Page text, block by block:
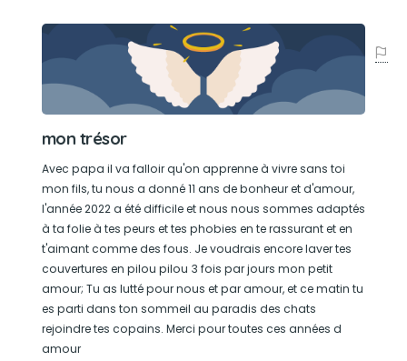
Boudeur aussi quand on le laissait seul.
Son jouet préféré
son jouet c'était de se poser sous la couverture
en pilou pilou pour se cacher.
Son loisir préféré
se prélasser au soleil dans mes plantes, se
coucher sur nous comme un bébé, aller
grignoter un blanc de poulet chez laurie ma
voisine
mon trésor
Avec papa il va falloir qu'on apprenne à vivre sans toi
mon fils, tu nous a donné 11 ans de bonheur et d'amour,
l'année 2022 a été difficile et nous nous sommes adaptés
à ta folie à tes peurs et tes phobies en te rassurant et en
t'aimant comme des fous. Je voudrais encore laver tes
couvertures en pilou pilou 3 fois par jours mon petit
amour; Tu as lutté pour nous et par amour, et ce matin tu
es parti dans ton sommeil au paradis des chats
rejoindre tes copains. Merci pour toutes ces années d
amour